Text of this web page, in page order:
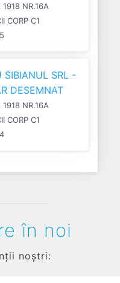
1918 NR.16A
CORP C1
SIBIANUL SRL -
DESEMNAT
1918 NR.16A
CORP C1
în noi
noștri: